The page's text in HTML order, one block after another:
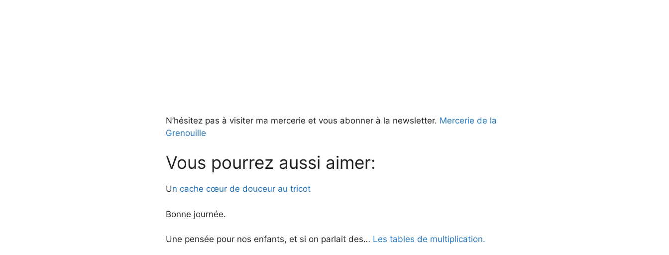
N’hésitez pas à visiter ma mercerie et vous abonner à la newsletter. Mercerie de la
Grenouille
Vous pourrez aussi aimer:
Un cache cœur de douceur au tricot
Bonne journée.
Une pensée pour nos enfants, et si on parlait des… Les tables de multiplication.